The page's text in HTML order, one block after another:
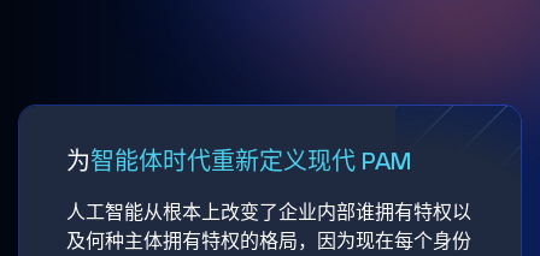
为智能体时代重新定义现代 PAM
人工智能从根本上改变了企业内部谁拥有特权以
及何种主体拥有特权的格局，因为现在每个身份